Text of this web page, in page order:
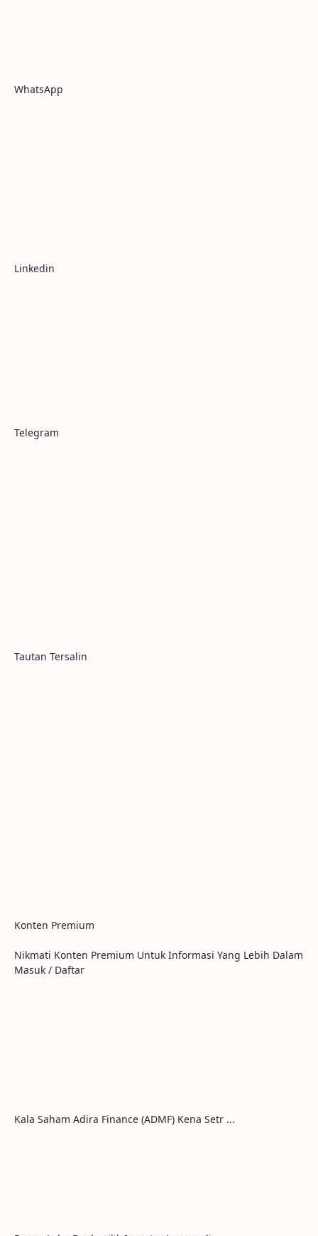
WhatsApp
Linkedin
Telegram
Tautan Tersalin
Konten Premium
Nikmati Konten Premium Untuk Informasi Yang Lebih Dalam
Masuk / Daftar
Kala Saham Adira Finance (ADMF) Kena Setr ...